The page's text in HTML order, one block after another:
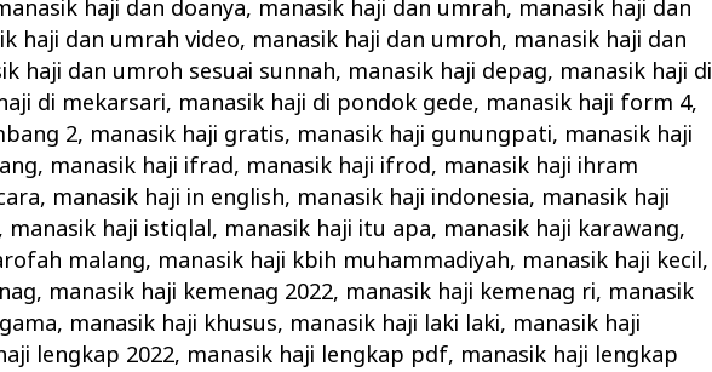
haji dan doanya, manasik haji dan umrah, manasik haji dan
haji dan umrah video, manasik haji dan umroh, manasik haji dan
haji dan umroh sesuai sunnah, manasik haji depag, manasik haji di
di mekarsari, manasik haji di pondok gede, manasik haji form 4,
2, manasik haji gratis, manasik haji gunungpati, manasik haji
, manasik haji ifrad, manasik haji ifrod, manasik haji ihram
, manasik haji in english, manasik haji indonesia, manasik haji
manasik haji istiqlal, manasik haji itu apa, manasik haji karawang,
malang, manasik haji kbih muhammadiyah, manasik haji kecil,
, manasik haji kemenag 2022, manasik haji kemenag ri, manasik
, manasik haji khusus, manasik haji laki laki, manasik haji
lengkap 2022, manasik haji lengkap pdf, manasik haji lengkap